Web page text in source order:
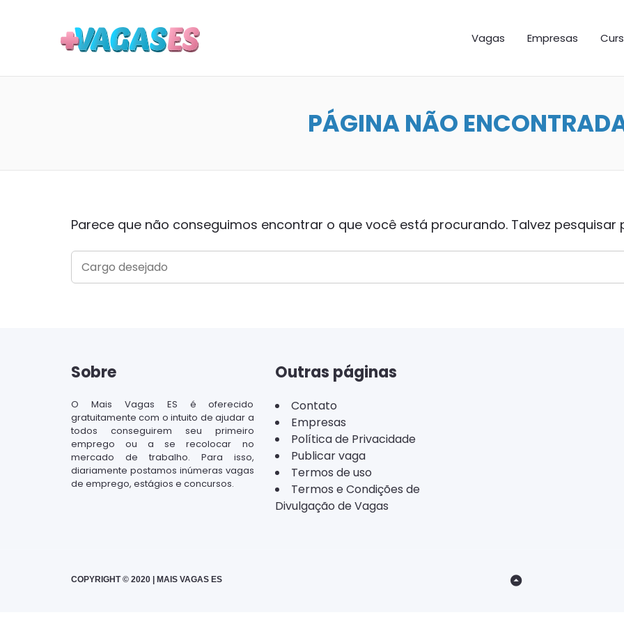
Vagas Empresas
PÁGINA NÃO
Parece que não conseguimos encontrar o que você está procurando. Talvez pesquisar
SEARCH
FOR:
Sobre
O Mais Vagas ES é oferecido
gratuitamente com o intuito de ajudar a
todos conseguirem seu primeiro
emprego ou a se recolocar no
mercado de trabalho. Para isso,
diariamente postamos inúmeras vagas
de emprego, estágios e concursos.
Outras páginas
Contato
Empresas
Política de Privacidade
Publicar vaga
Termos de uso
Termos e Condições de
Divulgação de Vagas
COPYRIGHT © 2020 | MAIS VAGAS ES
Back